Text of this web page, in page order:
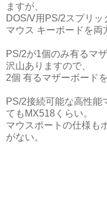
ますが、
DOS/V用PS/2スプリッ
マウス キーボードを両
PS/2が1個のみ有るマ
沢山ありますので、
2個 有るマザーボード
PS/2接続可能な高性能
てもMX518くらい。
マウスポートの仕様も
がない。